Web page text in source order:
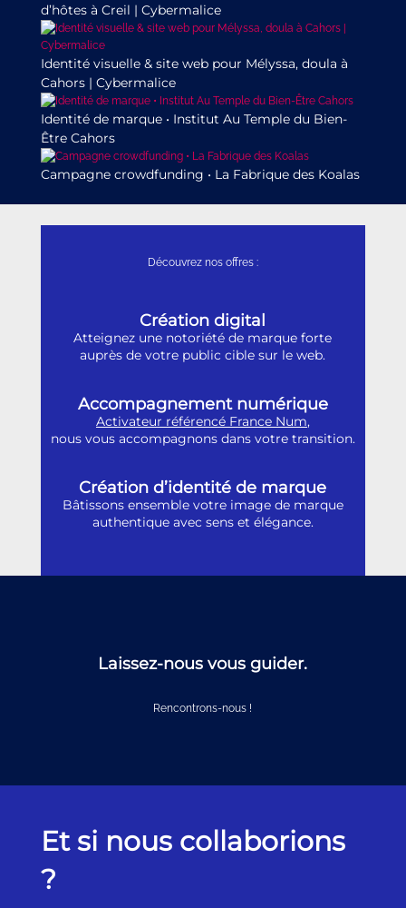
d’hôtes à Creil | Cybermalice
Identité visuelle & site web pour Mélyssa, doula à
Cahors | Cybermalice
Identité de marque • Institut Au Temple du Bien-
Être Cahors
Campagne crowdfunding • La Fabrique des Koalas
Découvrez nos offres :
Création digital
Atteignez une notoriété de marque forte
auprès de votre public cible sur le web.
Accompagnement numérique
Activateur référencé France Num,
nous vous accompagnons dans votre transition.
Création d’identité de marque
Bâtissons ensemble votre image de marque
authentique avec sens et élégance.
Laissez-nous vous guider.
Rencontrons-nous !
Et si nous collaborions
?